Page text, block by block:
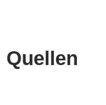
Quellen